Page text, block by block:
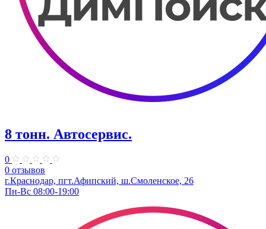
8 тонн. Автосервис.
0
0 отзывов
г.Краснодар, пгт.Афипский, ш.Смоленское, 26
Пн-Вс 08:00-19:00